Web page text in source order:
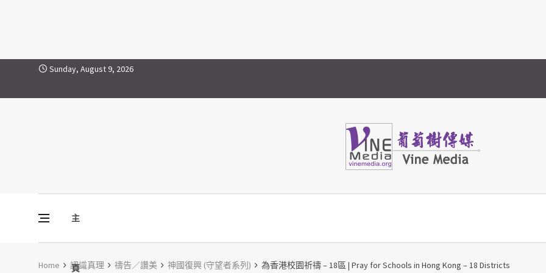
Skip to contentSunday, August 9, 2026
主
頁
Vine Media
葡萄樹傳媒
Home 認識真理 禱告／讚美 神國復興 (守望者系列) 為香港校園祈禱 – 18區 | Pray for Schools in Hong Kong – 18 Districts